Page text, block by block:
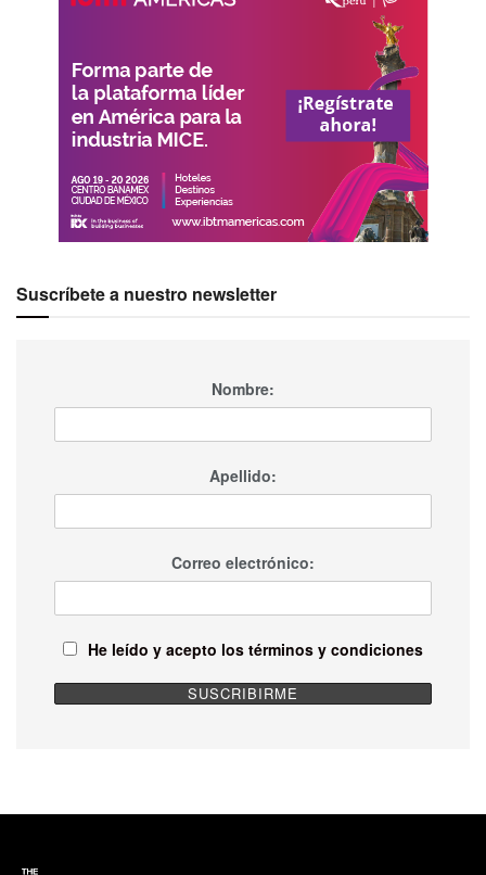
Suscríbete a nuestro newsletter
Nombre:
Apellido:
Correo electrónico:
He leído y acepto los términos y condiciones